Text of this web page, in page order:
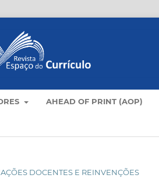
AHEAD OF PRINT (AOP)
DOCENTES E REINVENÇÕES